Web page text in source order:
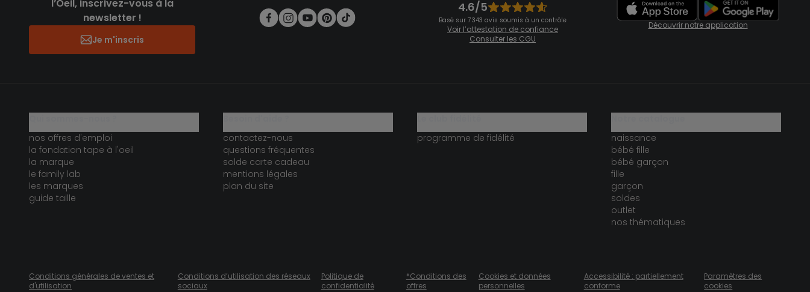
l’Oeil, inscrivez-vous à la
newsletter !
Je m'inscris
4.6/5
Basé sur 7 343 avis soumis à un contrôle
Voir l’attestation de confiance
Consulter les CGU
Découvrir notre application
nos offres d'emploi
la fondation tape à l'oeil
la marque
le family lab
les marques
guide taille
contactez-nous
questions fréquentes
solde carte cadeau
mentions légales
plan du site
programme de fidélité
naissance
bébé fille
bébé garçon
fille
garçon
soldes
outlet
nos thématiques
Conditions générales de ventes et
d'utilisation
Conditions d’utilisation des réseaux
sociaux
Politique de
confidentialité
*Conditions des
offres
Cookies et données
personnelles
Accessibilité : partiellement
conforme
Paramètres des
cookies